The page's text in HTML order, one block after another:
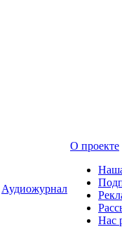
Аудиожурнал
О проекте
Нас